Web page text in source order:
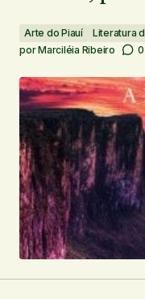
Arte do Piauí Literatura
porMarciléia Ribeiro 0